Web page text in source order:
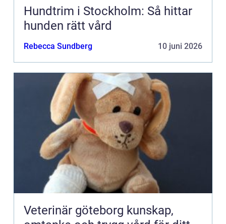
Hundtrim i Stockholm: Så hittar
hunden rätt vård
Rebecca Sundberg 10 juni 2026
Veterinär göteborg kunskap,